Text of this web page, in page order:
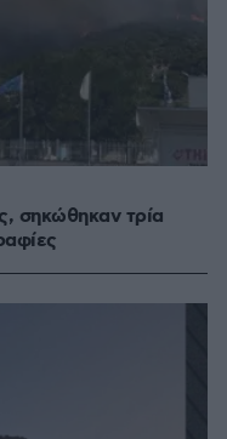
σηκώθηκαν τρία